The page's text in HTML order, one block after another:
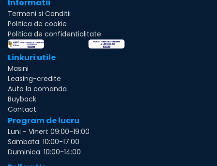
Informatii
Termeni si Conditii
Politica de cookie
Politica de confidentialitate
Linkuri utile
Masini
Leasing-credite
Auto la comanda
Buyback
Contact
Program de lucru
Luni - Vineri: 09:00-19:00
Sambata: 10:00-17:00
Duminica: 10:00-14:00